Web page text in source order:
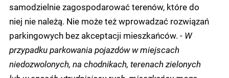
samodzielnie zagospodarować terenów, które do
niej nie należą. Nie może też wprowadzać rozwiązań
parkingowych bez akceptacji mieszkańców. - W
przypadku parkowania pojazdów w miejscach
niedozwolonych, na chodnikach, terenach zielonych